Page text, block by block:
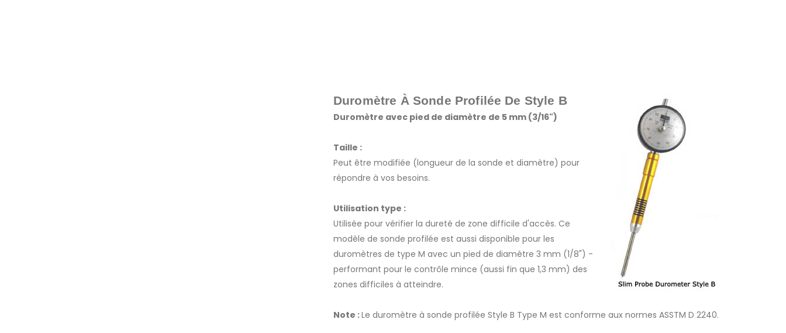
Duromètre À Sonde Profilée De Style B
Duromètre avec pied de diamètre de 5 mm (3/16")
Taille :
Peut être modifiée (longueur de la sonde et diamètre) pour
répondre à vos besoins.
Utilisation type :
Utilisée pour vérifier la dureté de zone difficile d'accès. Ce
modèle de sonde profilée est aussi disponible pour les
duromètres de type M avec un pied de diamètre 3 mm (1/8") -
performant pour le contrôle mince (aussi fin que 1,3 mm) des
zones difficiles à atteindre.
Note :Le duromètre à sonde profilée Style B Type M est conforme aux normes ASSTM D 2240.